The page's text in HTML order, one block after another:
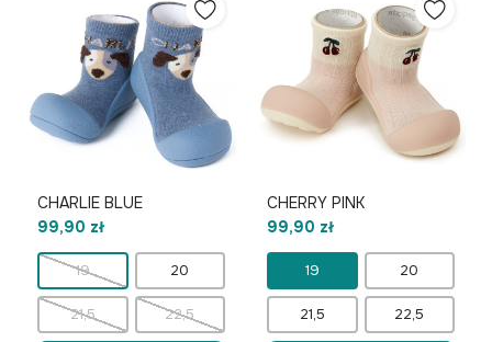
CHARLIE BLUE
99,90 zł
19 20
21,5 22,5
CHERRY PINK
99,90 zł
19 20
21,5 22,5